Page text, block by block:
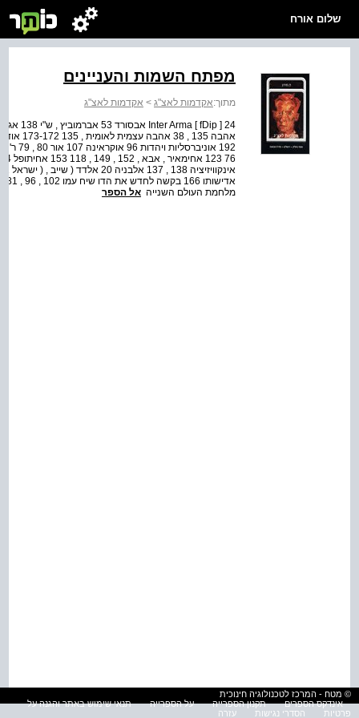
שלום אורח
מפתח השמות והעניינים
מתוך:אקדמות לאצ"ג > אקדמות לאצ"ג
מלחמת העולם השנייה אל הספר
© מטח - המרכז לטכנולוגיה חינוכית
אינדקס הספרים
תקנון הספרייה על הספרייה
תנאי שימוש באתר והגנה על
פרטיות
הסדרי נגישות עזרה